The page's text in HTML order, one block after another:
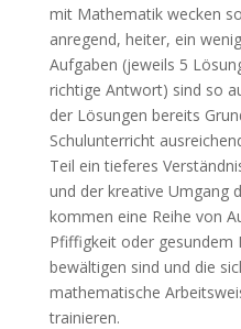
mit Mathematik wecken
anregend, heiter, ein
Aufgaben (jeweils 5
richtige Antwort) sind so
der Lösungen bereits
Schulunterricht
Teil ein tieferes
und der kreative Umgang
kommen eine Reihe von
Pfiffigkeit oder gesundem
bewältigen sind und die
mathematische
trainieren.